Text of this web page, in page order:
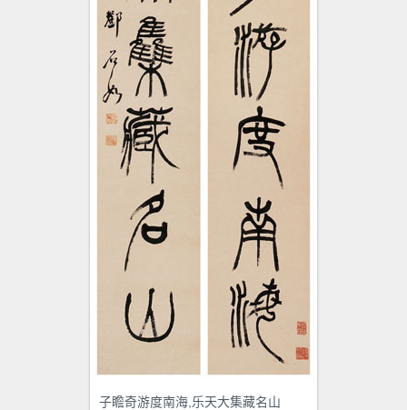
子瞻奇游度南海,乐天大集藏名山